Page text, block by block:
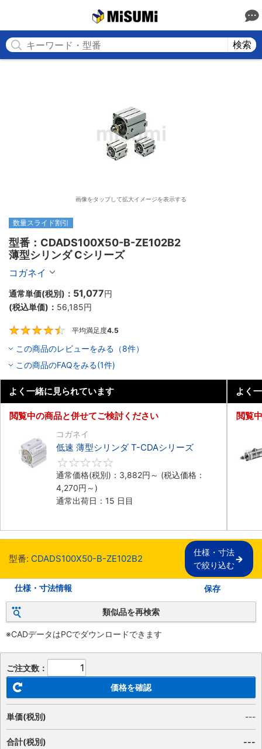
検索
画像をタップして拡大イメージを表示する
数量スライド割引
型番：CDADS100X50-B-ZE102B2
薄型シリンダ Cシリーズ
コガネイ
通常単価(税別)： 51,077円
(税込単価)： 56,185円
平均満足度4.5
この商品のレビューをみる（8件）
この商品のFAQをみる(1件)
よく一緒に見られています
閲覧中の商品と併せてご検討ください
コガネイ
低速 薄型シリンダ T-CDAシリーズ
通常価格(税別)： 3,882円 ～ (税込価格：
4,270円 ～)
通常出荷日：15 日目
よく
閲覧
型番: CDADS100X50-B-ZE102B2
仕様・寸法
で絞り込む
仕様・寸法情報 保存
類似品を再検索
※CADデータはPCでダウンロードできます
ご注文数：
価格を確認
単価(税別) ---
合計(税別)
---